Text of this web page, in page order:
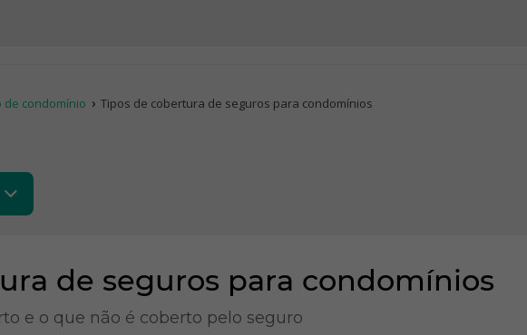
de condomínio Tipos de cobertura de seguros para condomínios
de seguros para condomínios
e o que não é coberto pelo seguro